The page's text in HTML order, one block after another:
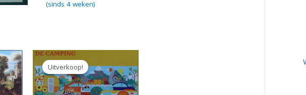
(sinds 4 weken)
Uitverkoop!
Uitverkoop!
Oorspronkelijke
prijs
was:
€14,00.
prijs
is:
€12,50.